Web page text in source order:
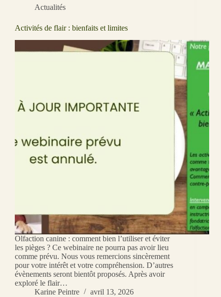
Actualités
Activités de flair : bienfaits et limites
Olfaction canine : comment bien l’utiliser et éviter
les pièges ? Ce webinaire ne pourra pas avoir lieu
comme prévu. Nous vous remercions sincèrement
pour votre intérêt et votre compréhension. D’autres
évènements seront bientôt proposés. Après avoir
exploré le flair…
Karine Peintre
avril 13, 2026